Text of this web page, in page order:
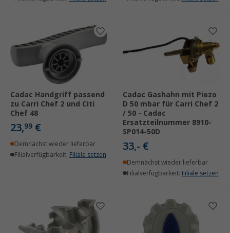
Cadac Handgriff passend
zu Carri Chef 2 und Citi
Chef 48
23,99 €
Demnächst wieder lieferbar
Filialverfügbarkeit: Filiale setzen
Cadac Gashahn mit Piezo
D 50 mbar für Carri Chef 2
/ 50 - Cadac
Ersatzteilnummer 8910-
SP014-50D
33,- €
Demnächst wieder lieferbar
Filialverfügbarkeit: Filiale setzen